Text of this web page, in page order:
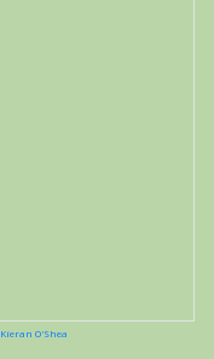
Kieran O'Shea